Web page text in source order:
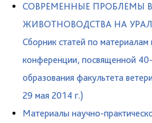
СОВРЕМЕННЫЕ ПРОБЛЕМЫ
ЖИВОТНОВОДСТВА НА
Сборник статей по материалам
конференции, посвященной
образования факультета
29 мая 2014 г.)
Материалы научно-